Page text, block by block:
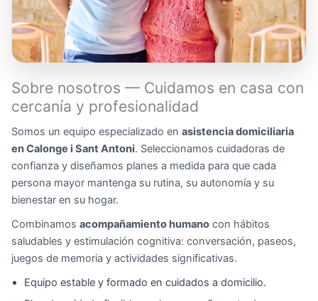
Sobre nosotros — Cuidamos en casa con
cercanía y profesionalidad
Somos un equipo especializado en asistencia domiciliaria
en Calonge i Sant Antoni. Seleccionamos cuidadoras de
confianza y diseñamos planes a medida para que cada
persona mayor mantenga su rutina, su autonomía y su
bienestar en su hogar.
Combinamos acompañamiento humano con hábitos
saludables y estimulación cognitiva: conversación, paseos,
juegos de memoria y actividades significativas.
Equipo estable y formado en cuidados a domicilio.